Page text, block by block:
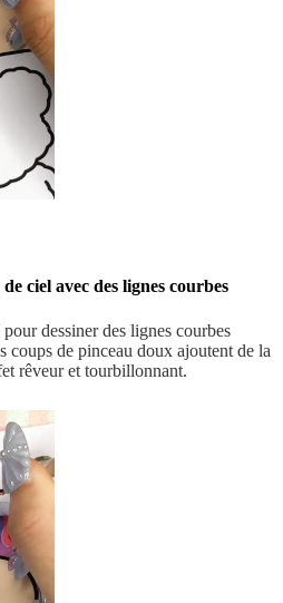
ciel avec des lignes courbes
dessiner des lignes courbes
coups de pinceau doux ajoutent de la
rêveur et tourbillonnant.